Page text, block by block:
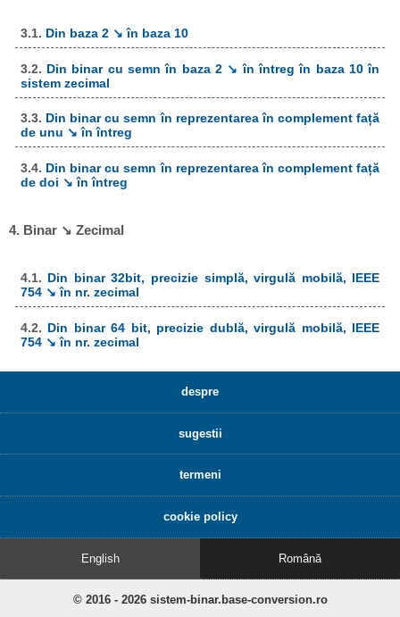
3.1. Din baza 2 ↘ în baza 10
3.2. Din binar cu semn în baza 2 ↘ în întreg în baza 10 în
sistem zecimal
3.3. Din binar cu semn în reprezentarea în complement față
de unu ↘ în întreg
3.4. Din binar cu semn în reprezentarea în complement față
de doi ↘ în întreg
4. Binar ↘ Zecimal
4.1. Din binar 32bit, precizie simplă, virgulă mobilă, IEEE
754 ↘ în nr. zecimal
4.2. Din binar 64 bit, precizie dublă, virgulă mobilă, IEEE
754 ↘ în nr. zecimal
despre
sugestii
termeni
cookie policy
English Română
© 2016 - 2026 sistem-binar.base-conversion.ro